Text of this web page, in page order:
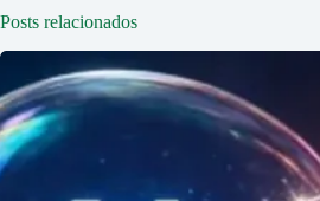
Posts relacionados